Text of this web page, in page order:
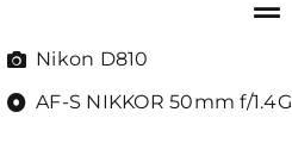
Nikon D810
AF-S NIKKOR 50mm f/1.4G